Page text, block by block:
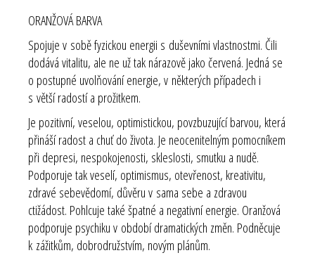
ORANŽOVÁ BARVA
Spojuje v sobě fyzickou energii s duševními vlastnostmi. Čili
dodává vitalitu, ale ne už tak nárazově jako červená. Jedná se
o postupné uvolňování energie, v některých případech i
s větší radostí a prožitkem.
Je pozitivní, veselou, optimistickou, povzbuzující barvou, která
přináší radost a chuť do života. Je neocenitelným pomocníkem
při depresi, nespokojenosti, skleslosti, smutku a nudě.
Podporuje tak veselí, optimismus, otevřenost, kreativitu,
zdravé sebevědomí, důvěru v sama sebe a zdravou
ctižádost. Pohlcuje také špatné a negativní energie. Oranžová
podporuje psychiku v období dramatických změn. Podněcuje
k zážitkům, dobrodružstvím, novým plánům.